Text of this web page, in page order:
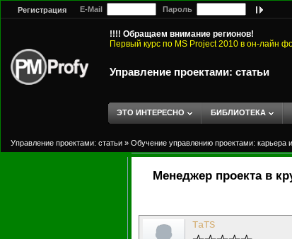
Регистрация E-Mail Пароль
!!!! Обращаем внимание регионов!
Первый курс по MS Project 2010 в он-лайн
Управление проектами: статьи
ЭТО ИНТЕРЕСНО БИБЛИОТЕКА
Управление проектами: статьи » Обучение управлению проектами: карьера
Менеджер проекта в
TaTS